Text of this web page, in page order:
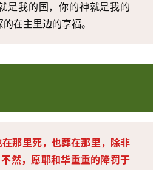
是我的国，你的神就是我的
在主里边的享福。
那里死，也葬在那里，除非
然，愿耶和华重重的降罚于